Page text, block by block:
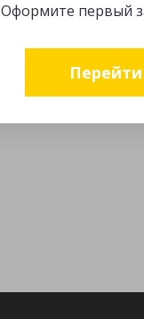
Оформите первый